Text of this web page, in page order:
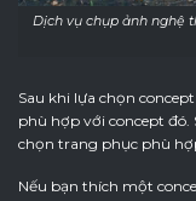
Dịch vụ chụp ảnh nghệ
Sau khi lựa chọn
phù hợp với concept đó.
chọn trang phục phù
Nếu bạn thích một